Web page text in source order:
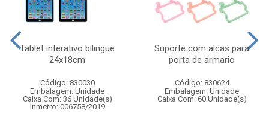
Tablet interativo bilingue
24x18cm
Código: 830030
Embalagem: Unidade
Caixa Com: 36 Unidade(s)
Inmetro: 006758/2019
Suporte com alcas para
porta de armario
Código: 830624
Embalagem: Unidade
Caixa Com: 60 Unidade(s)